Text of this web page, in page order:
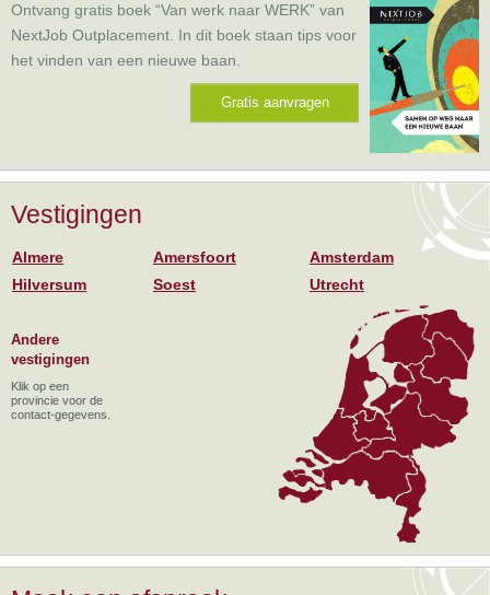
Ontvang gratis boek “Van werk naar WERK” van
NextJob Outplacement. In dit boek staan tips voor
het vinden van een nieuwe baan.
Gratis aanvragen
Vestigingen
Almere Amersfoort
Amsterdam
Hilversum
Soest Utrecht
Andere
vestigingen
Klik op een
provincie voor de
contact-gegevens.